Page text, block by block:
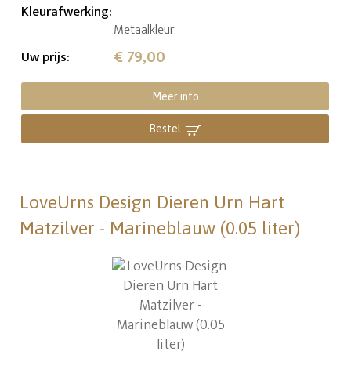
Kleurafwerking:
Metaalkleur
Uw prijs: € 79,00
Meer info
Bestel
LoveUrns Design Dieren Urn Hart
Matzilver - Marineblauw (0.05 liter)